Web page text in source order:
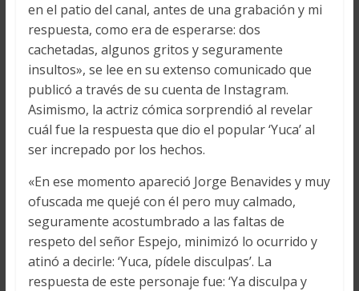
en el patio del canal, antes de una grabación y mi
respuesta, como era de esperarse: dos
cachetadas, algunos gritos y seguramente
insultos», se lee en su extenso comunicado que
publicó a través de su cuenta de Instagram.
Asimismo, la actriz cómica sorprendió al revelar
cuál fue la respuesta que dio el popular ‘Yuca’ al
ser increpado por los hechos.
«En ese momento apareció Jorge Benavides y muy
ofuscada me quejé con él pero muy calmado,
seguramente acostumbrado a las faltas de
respeto del señor Espejo, minimizó lo ocurrido y
atinó a decirle: ‘Yuca, pídele disculpas’. La
respuesta de este personaje fue: ‘Ya disculpa y